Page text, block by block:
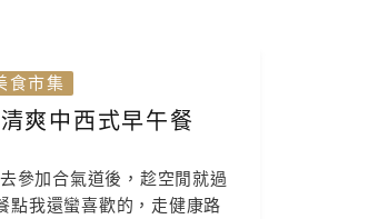
食市集
爽中西式早午餐
參加合氣道後，趁空閒就過
點我還蠻喜歡的，走健康路